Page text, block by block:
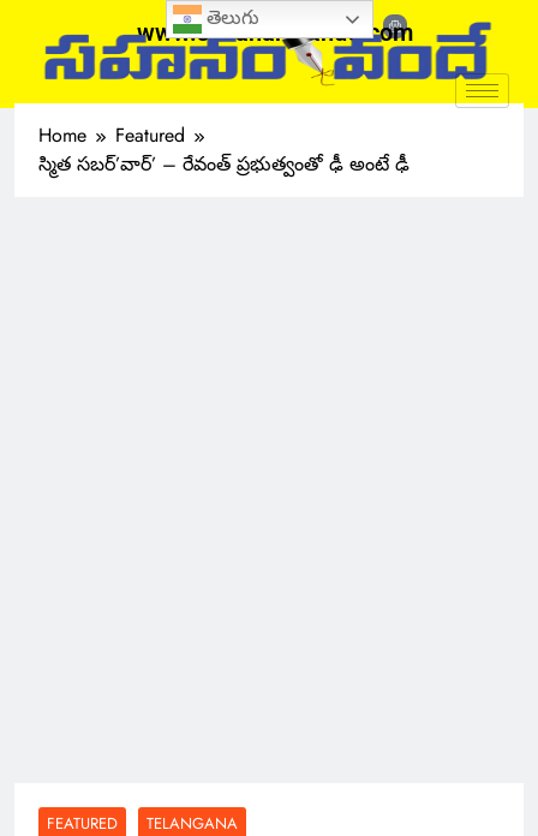
www.sahanamvande.com
Home
Featured
స్మిత సబర్’వార్’ – రేవంత్ ప్రభుత్వంతో ఢీ అంటే ఢీ
FEATURED TELANGANA
తెలుగు